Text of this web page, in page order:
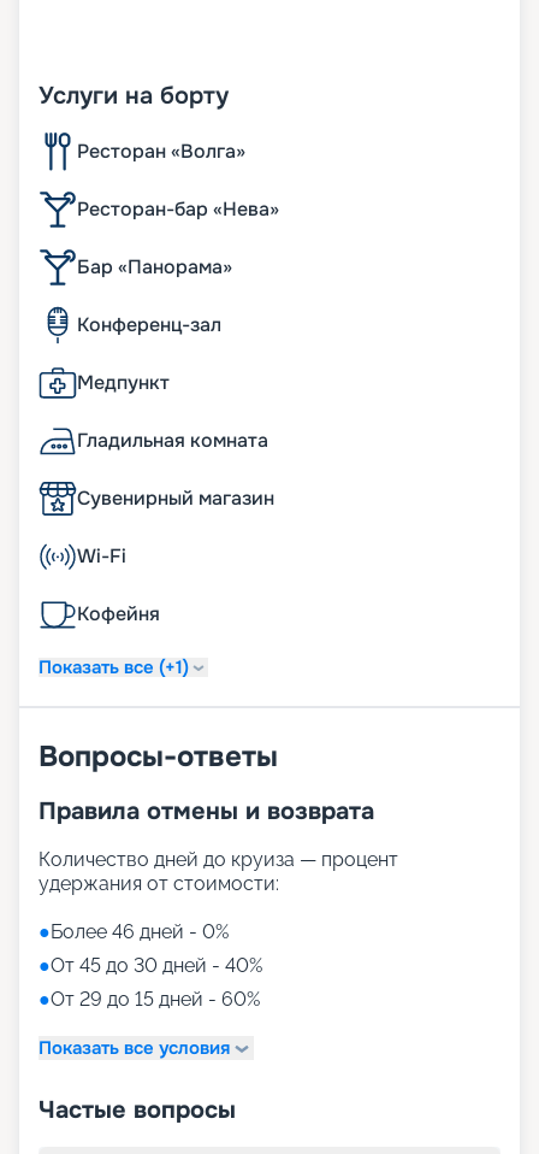
Услуги на борту
Ресторан «Волга»
Ресторан-бар «Нева»
Бар «Панорама»
Конференц-зал
Медпункт
Гладильная комната
Сувенирный магазин
Wi-Fi
Кофейня
Показать все (+1)
Вопросы-ответы
Правила отмены и возврата
Количество дней до круиза — процент
удержания от стоимости:
●Более 46 дней - 0%
●От 45 до 30 дней - 40%
●От 29 до 15 дней - 60%
Показать все условия
Частые вопросы